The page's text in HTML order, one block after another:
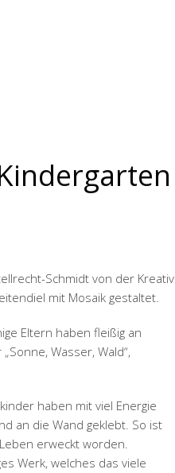
Schmidt von der Kreativ
mit Mosaik gestaltet.
Eltern haben fleißig an
Wasser, Wald“,
haben mit viel Energie
an die Wand geklebt. So ist
erweckt worden.
Werk, welches das viele